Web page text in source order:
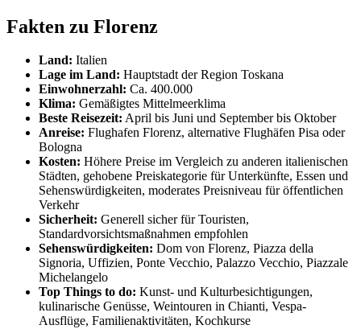
Fakten zu Florenz
Land: Italien
Lage im Land: Hauptstadt der Region Toskana
Einwohnerzahl: Ca. 400.000
Klima: Gemäßigtes Mittelmeerklima
Beste Reisezeit: April bis Juni und September bis Oktober
Anreise: Flughafen Florenz, alternative Flughäfen Pisa oder
Bologna
Kosten: Höhere Preise im Vergleich zu anderen italienischen
Städten, gehobene Preiskategorie für Unterkünfte, Essen und
Sehenswürdigkeiten, moderates Preisniveau für öffentlichen
Verkehr
Sicherheit: Generell sicher für Touristen,
Standardvorsichtsmaßnahmen empfohlen
Sehenswürdigkeiten: Dom von Florenz, Piazza della
Signoria, Uffizien, Ponte Vecchio, Palazzo Vecchio, Piazzale
Michelangelo
Top Things to do: Kunst- und Kulturbesichtigungen,
kulinarische Genüsse, Weintouren in Chianti, Vespa-
Ausflüge, Familienaktivitäten, Kochkurse